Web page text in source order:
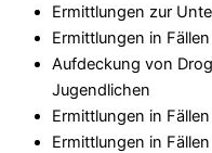
Ermittlungen zur
Ermittlungen in
Aufdeckung von
Jugendlichen
Ermittlungen in
Ermittlungen in